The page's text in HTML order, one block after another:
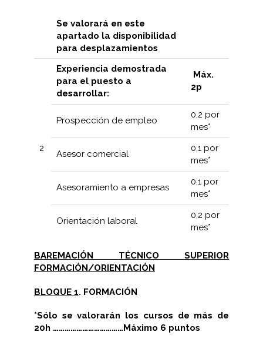
Se valorará en este
apartado la disponibilidad
para desplazamientos
2
Experiencia demostrada
para el puesto a
desarrollar:
Máx.
2p
Prospección de empleo
0,2 por
mes*
Asesor comercial
0,1 por
mes*
Asesoramiento a empresas
0,1 por
mes*
Orientación laboral
0,2 por
mes*
BAREMACIÓN TÉCNICO SUPERIOR
FORMACIÓN/ORIENTACIÓN
BLOQUE 1. FORMACIÓN
*Sólo se valorarán los cursos de más de
20h ………………………………Máximo 6 puntos